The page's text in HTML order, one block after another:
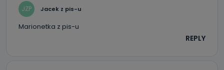
JZP Jacek z pis-u
Marionetka z pis-u
REPLY